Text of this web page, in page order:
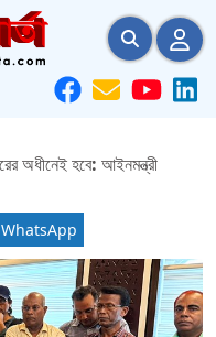
অধীনেই হবে: আইনমন্ত্রী
WhatsApp